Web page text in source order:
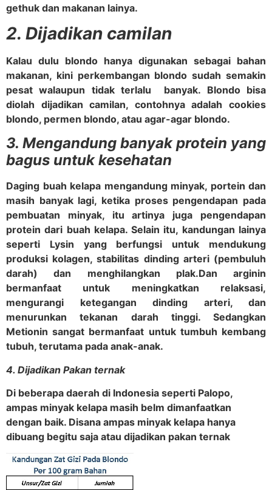
gethuk dan makanan lainya.
2. Dijadikan camilan
Kalau dulu blondo hanya digunakan sebagai bahan
makanan, kini perkembangan blondo sudah semakin
pesat walaupun tidak terlalu banyak. Blondo bisa
diolah dijadikan camilan, contohnya adalah cookies
blondo, permen blondo, atau agar-agar blondo.
3. Mengandung banyak protein yang
bagus untuk kesehatan
Daging buah kelapa mengandung minyak, portein dan
masih banyak lagi, ketika proses pengendapan pada
pembuatan minyak, itu artinya juga pengendapan
protein dari buah kelapa. Selain itu, kandungan lainya
seperti Lysin yang berfungsi untuk mendukung
produksi kolagen, stabilitas dinding arteri (pembuluh
darah) dan menghilangkan plak.Dan arginin
bermanfaat untuk meningkatkan relaksasi,
mengurangi ketegangan dinding arteri, dan
menurunkan tekanan darah tinggi. Sedangkan
Metionin sangat bermanfaat untuk tumbuh kembang
tubuh, terutama pada anak-anak.
4. Dijadikan Pakan ternak
Di beberapa daerah di Indonesia seperti Palopo,
ampas minyak kelapa masih belm dimanfaatkan
dengan baik. Disana ampas minyak kelapa hanya
dibuang begitu saja atau dijadikan pakan ternak